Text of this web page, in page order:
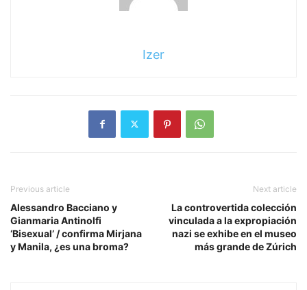
Izer
Previous article
Alessandro Bacciano y
Gianmaria Antinolfi
‘Bisexual’ / confirma Mirjana
y Manila, ¿es una broma?
Next article
La controvertida colección
vinculada a la expropiación
nazi se exhibe en el museo
más grande de Zúrich